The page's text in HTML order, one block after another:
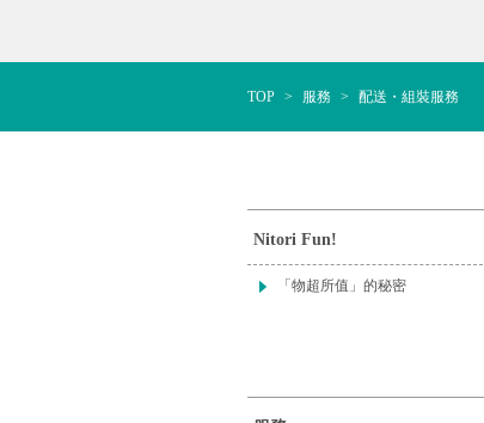
TOP 服務 配送・組裝服務
Nitori Fun!
「物超所值」的秘密